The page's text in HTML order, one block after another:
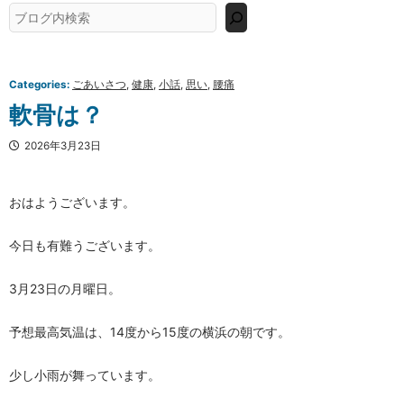
検
索
Categories: ごあいさつ, 健康, 小話, 思い, 腰痛
軟骨は？
2026年3月23日
おはようございます。
今日も有難うございます。
3月23日の月曜日。
予想最高気温は、14度から15度の横浜の朝です。
少し小雨が舞っています。